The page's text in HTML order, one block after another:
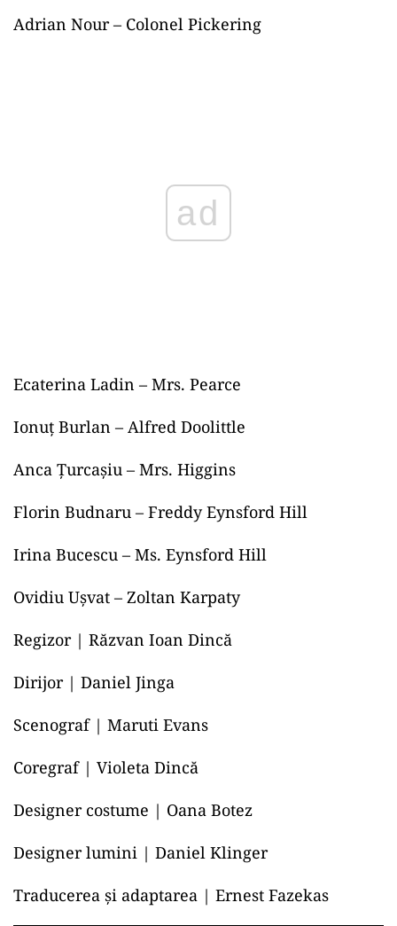
Adrian Nour – Colonel Pickering
ad
Ecaterina Ladin – Mrs. Pearce
Ionuț Burlan – Alfred Doolittle
Anca Țurcașiu – Mrs. Higgins
Florin Budnaru – Freddy Eynsford Hill
Irina Bucescu – Ms. Eynsford Hill
Ovidiu Ușvat – Zoltan Karpaty
Regizor | Răzvan Ioan Dincă
Dirijor | Daniel Jinga
Scenograf | Maruti Evans
Coregraf | Violeta Dincă
Designer costume | Oana Botez
Designer lumini | Daniel Klinger
Traducerea și adaptarea | Ernest Fazekas